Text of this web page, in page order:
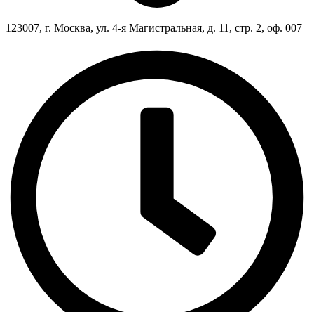
123007, г. Москва, ул. 4-я Магистральная, д. 11, стр. 2, оф. 007